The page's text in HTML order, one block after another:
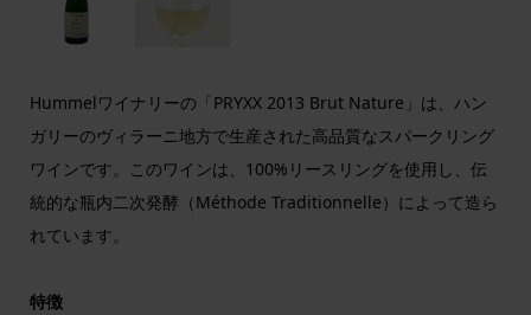
Hummelワイナリーの「PRYXX 2013 Brut Nature」は、ハン
ガリーのヴィラーニ地方で生産された高品質なスパークリング
ワインです。このワインは、100%リースリングを使用し、伝
統的な瓶内二次発酵（Méthode Traditionnelle）によって造ら
れています。
特徴